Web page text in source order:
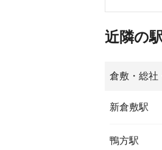
近隣の
倉敷・総社
新倉敷駅
鴨方駅